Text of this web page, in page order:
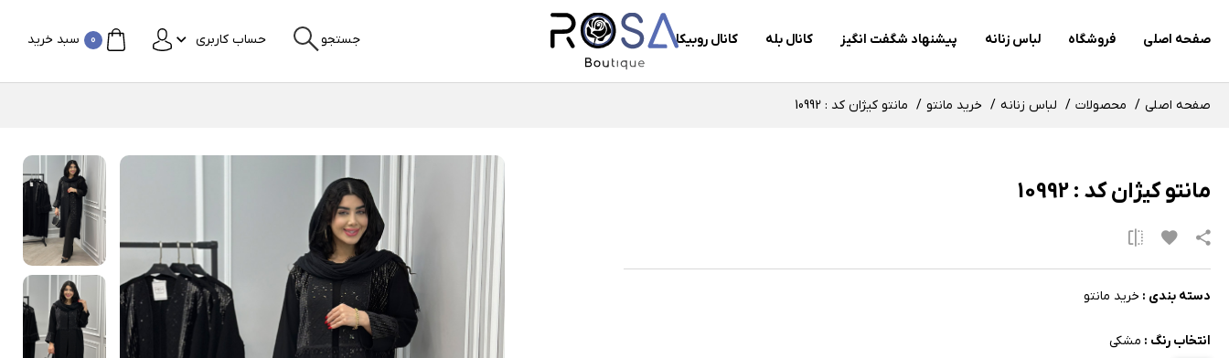
صفحه اصلی فروشگاه لباس زنانه پیشنهاد شگفت انگیز کانال بله کانال روبیکا جستجو حساب کاربری سبد خرید 0
صفحه اصلی محصولات لباس زنانه خرید مانتو مانتو کیژان کد : 10992
مانتو کیژان کد : 10992
دسته بندی : خرید مانتو
انتخاب رنگ : مشکی